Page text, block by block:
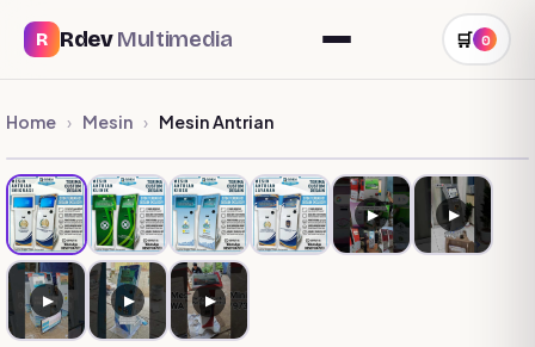
R RdevMultimedia 🛒 0
Home › Mesin › Mesin Antrian
★ POPULER
▶ ▶
▶ ▶ ▶